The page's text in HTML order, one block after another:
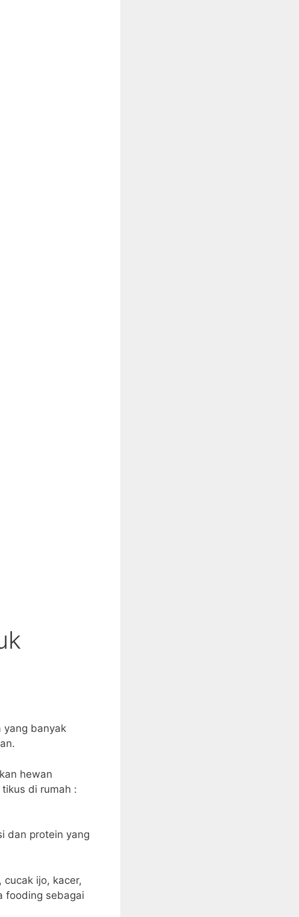
yang banyak
hewan
di rumah :
dan protein yang
ijo, kacer,
fooding sebagai